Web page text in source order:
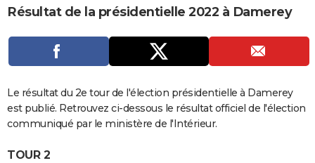
CARTE DE VOEUX
DICTIONNAIRE
Dictionnaire
Biographies
Expressions
Proverbes
PROGRAMME TV
COPAINS D'AVANT
S'inscrire
Se connecter
Lycées
Collèges
Primaires
Universités
Entreprises
Service militaire
Avis de recherche
AVIS DE DÉCÈS
FORUM
Résultat de la présidentielle 2022 à Damerey
Le résultat du 2e tour de l'élection présidentielle à Damerey
est publié. Retrouvez ci-dessous le résultat officiel de l'élection
communiqué par le ministère de l'Intérieur.
TOUR 2